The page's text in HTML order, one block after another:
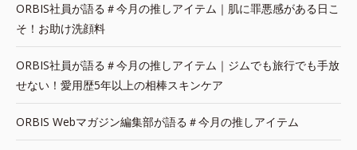
ORBIS社員が語る＃今月の推しアイテム｜肌に罪悪感がある日こ
そ！お助け洗顔料
ORBIS社員が語る＃今月の推しアイテム｜ジムでも旅行でも手放
せない！愛用歴5年以上の相棒スキンケア
ORBIS Webマガジン編集部が語る＃今月の推しアイテム